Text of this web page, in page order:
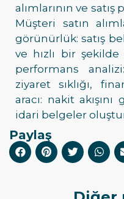
alımlarının ve
Müşteri satın
görünürlük: satış
ve hızlı bir şekilde
performans
ziyaret sıklığı,
aracı: nakit
idari belgeler
Paylaş